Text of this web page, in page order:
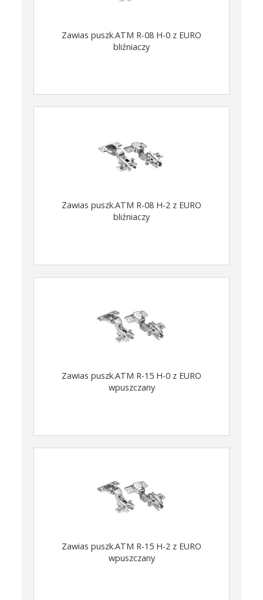
Zawias puszk.ATM R-08 H-0 z EURO
bliźniaczy
Zawias puszk.ATM R-08 H-2 z EURO
bliźniaczy
Zawias puszk.ATM R-15 H-0 z EURO
wpuszczany
Zawias puszk.ATM R-15 H-2 z EURO
wpuszczany